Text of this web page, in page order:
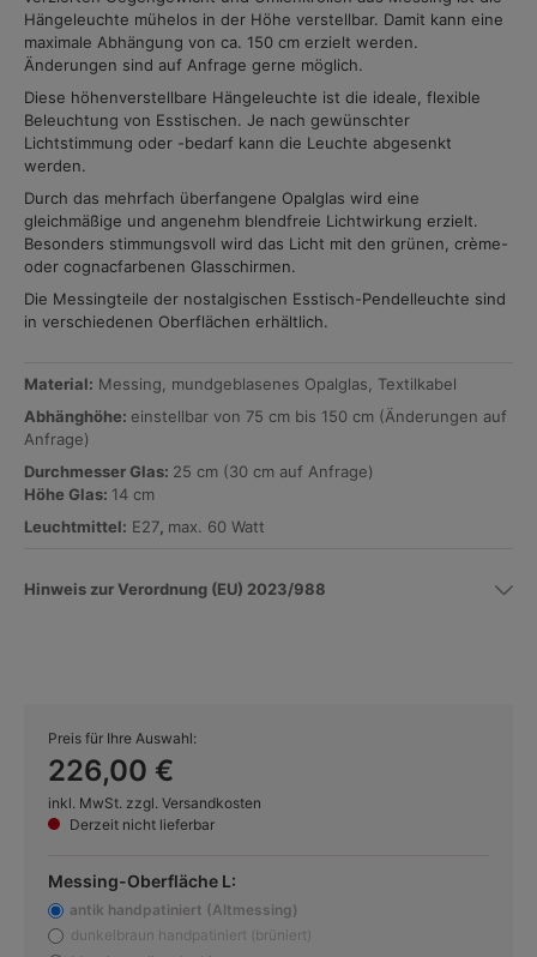
Hängeleuchte mühelos in der Höhe verstellbar. Damit kann eine
maximale Abhängung von ca. 150 cm erzielt werden.
Änderungen sind auf Anfrage gerne möglich.
Diese höhenverstellbare Hängeleuchte ist die ideale, flexible
Beleuchtung von Esstischen. Je nach gewünschter
Lichtstimmung oder -bedarf kann die Leuchte abgesenkt
werden.
Durch das mehrfach überfangene Opalglas wird eine
gleichmäßige und angenehm blendfreie Lichtwirkung erzielt.
Besonders stimmungsvoll wird das Licht mit den grünen, crème-
oder cognacfarbenen Glasschirmen.
Die Messingteile der nostalgischen Esstisch-Pendelleuchte sind
in verschiedenen Oberflächen erhältlich.
Material: Messing, mundgeblasenes Opalglas, Textilkabel
Abhänghöhe: einstellbar von 75 cm bis 150 cm (Änderungen auf
Anfrage)
Durchmesser Glas: 25 cm (30 cm auf Anfrage)
Höhe Glas: 14 cm
Leuchtmittel: E27 max. 60 Watt
Hinweis zur Verordnung (EU) 2023/988
Preis für Ihre Auswahl:
226,00 €
inkl. MwSt. zzgl. Versandkosten
Derzeit nicht lieferbar
Messing-Oberfläche L:
antik handpatiniert (Altmessing)
(Diese Option ist zurzeit nicht verfügbar.)
dunkelbraun handpatiniert (brüniert)
(Diese Option ist zurzeit nicht verfügbar.)